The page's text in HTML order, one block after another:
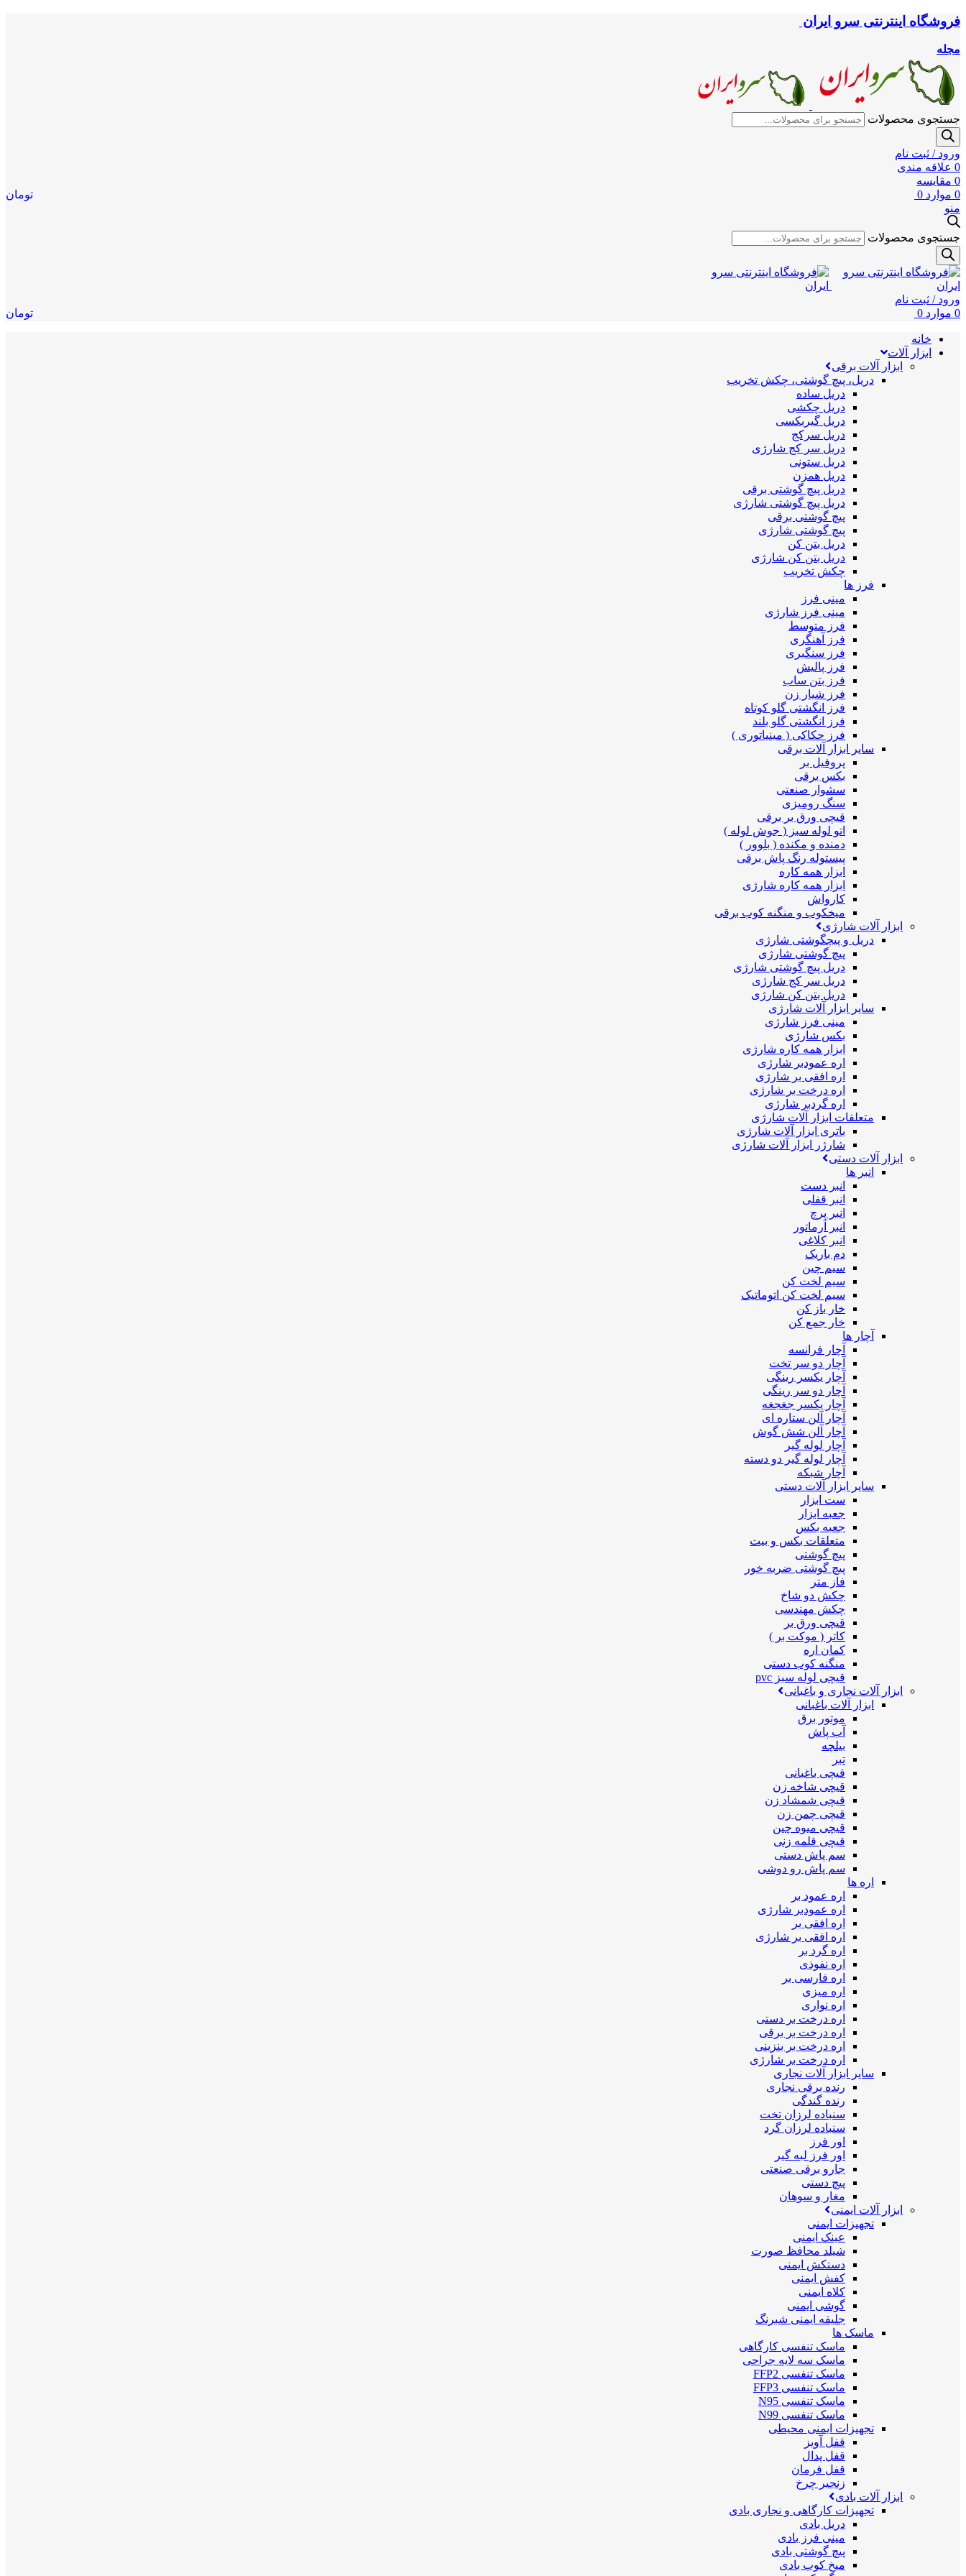
فروشگاه اینترنتی سرو ایران
مجله
جستجوی محصولات
ورود / ثبت نام
0 علاقه مندی
0 مقایسه
0 موارد 0
تومان
منو
جستجوی محصولات
ورود / ثبت نام
0 موارد 0 تومان
خانه
ابزار آلات
ابزار آلات برقی
دریل، پیچ گوشتی، چکش تخریب
دریل ساده
دریل چکشی
دریل گیربکسی
دریل سرکج
دریل سر کج شارژی
دریل ستونی
دریل همزن
دریل پیچ گوشتی برقی
دریل پیچ گوشتی شارژی
پیچ گوشتی برقی
پیچ گوشتی شارژی
دریل بتن کن
دریل بتن کن شارژی
چکش تخریب
فرز ها
مینی فرز
مینی فرز شارژی
فرز متوسط
فرز آهنگری
فرز سنگبری
فرز پالیش
فرز بتن ساب
فرز شیار زن
فرز انگشتی گلو کوتاه
فرز انگشتی گلو بلند
فرز حکاکی ( مینیاتوری )
سایر ابزار آلات برقی
پروفیل بر
بکس برقی
سشوار صنعتی
سنگ رومیزی
قیچی ورق بر برقی
اتو لوله سبز ( جوش لوله )
دمنده و مکنده ( بلوور )
پیستوله رنگ پاش برقی
ابزار همه کاره
ابزار همه کاره شارژی
کارواش
میخکوب و منگنه کوب برقی
ابزار آلات شارژی
دریل و پیچگوشتی شارژی
پیچ گوشتی شارژی
دریل پیچ گوشتی شارژی
دریل سر کج شارژی
دریل بتن کن شارژی
سایر ابزار آلات شارژی
مینی فرز شارژی
بکس شارژی
ابزار همه کاره شارژی
اره عمودبر شارژی
اره افقی بر شارژی
اره درخت بر شارژی
اره گردبر شارژی
متعلقات ابزار آلات شارژی
باتری ابزار آلات شارژی
شارژر ابزار آلات شارژی
ابزار آلات دستی
انبر ها
انبر دست
انبر قفلی
انبر پرچ
انبر آرماتور
انبر کلاغی
دم باریک
سیم چین
سیم لخت کن
سیم لخت کن اتوماتیک
خار باز کن
خار جمع کن
آچار ها
آچار فرانسه
آچار دو سر تخت
آچار یکسر رینگی
آچار دو سر رینگی
آچار یکسر جغجغه
آچار آلن ستاره ای
آچار آلن شش گوش
آچار لوله گیر
آچار لوله گیر دو دسته
آچار شبکه
سایر ابزار آلات دستی
ست ابزار
جعبه ابزار
جعبه بکس
متعلقات بکس و بیت
پیچ گوشتی
پیچ گوشتی ضربه خور
فاز متر
چکش دو شاخ
چکش مهندسی
قیچی ورق بر
کاتر ( موکت بر )
کمان اره
منگنه کوب دستی
قیچی لوله سبز pvc
ابزار آلات نجاری و باغبانی
ابزار آلات باغبانی
موتور برق
آب پاش
بیلچه
تبر
قیچی باغبانی
قیچی شاخه زن
قیچی شمشاد زن
قیچی چمن زن
قیچی میوه چین
قیچی قلمه زنی
سم پاش دستی
سم پاش رو دوشی
اره ها
اره عمود بر
اره عمودبر شارژی
اره افقی بر
اره افقی بر شارژی
اره گرد بر
اره نفوذی
اره فارسی بر
اره میزی
اره نواری
اره درخت بر دستی
اره درخت بر برقی
اره درخت بر بنزینی
اره درخت بر شارژی
سایر ابزار آلات نجاری
رنده برقی نجاری
رنده گندگی
سنباده لرزان تخت
سنباده لرزان گرد
اور فرز
اور فرز لبه گیر
جارو برقی صنعتی
پیچ دستی
مغار و سوهان
ابزار آلات ایمنی
تجهیزات ایمنی
عینک ایمنی
شیلد محافظ صورت
دستکش ایمنی
کفش ایمنی
کلاه ایمنی
گوشی ایمنی
جلیقه ایمنی شبرنگ
ماسک ها
ماسک تنفسی کارگاهی
ماسک سه لایه جراحی
ماسک تنفسی FFP2
ماسک تنفسی FFP3
ماسک تنفسی N95
ماسک تنفسی N99
تجهیزات ایمنی محیطی
قفل آویز
قفل پدال
قفل فرمان
زنجیر چرخ
ابزار آلات بادی
تجهیزات کارگاهی و نجاری بادی
دریل بادی
مینی فرز بادی
پیچ گوشتی بادی
میخ کوب بادی